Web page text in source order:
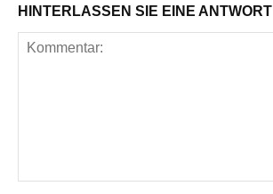
HINTERLASSEN SIE EINE ANTWORT